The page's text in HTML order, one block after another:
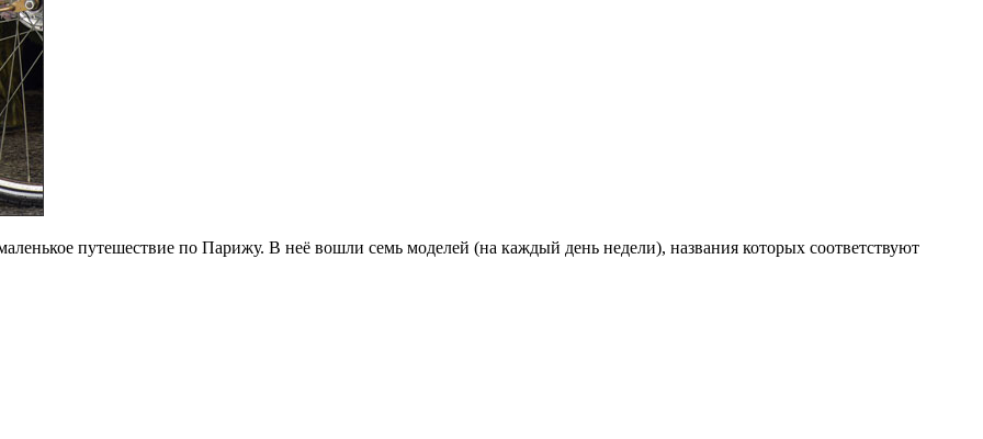
путешествие по Парижу. В неё вошли семь моделей (на каждый день недели), названия которых соответствуют